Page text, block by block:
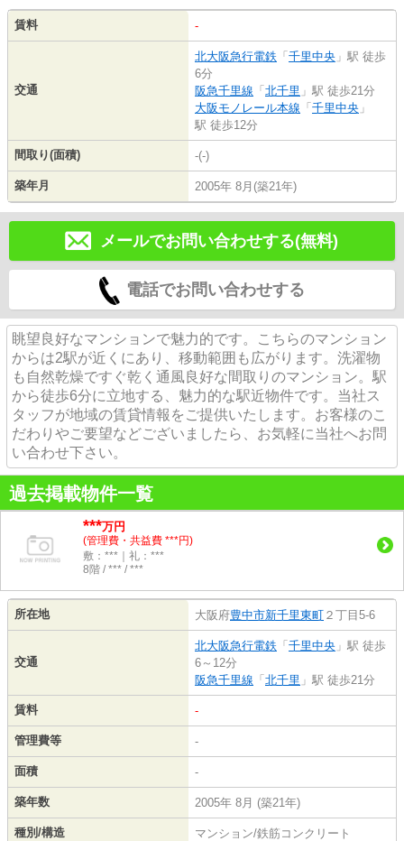
賃料 -
交通
北大阪急行電鉄 「 千里中央 」駅 徒歩
6分
阪急千里線 「 北千里 」駅 徒歩21分
大阪モノレール本線 「 千里中央 」
駅 徒歩12分
間取り(面積) -(-)
築年月 2005年 8月(築21年)
メールでお問い合わせする(無料)
電話でお問い合わせする
眺望良好なマンションで魅力的です。こちらのマンション
からは2駅が近くにあり、移動範囲も広がります。洗濯物
も自然乾燥ですぐ乾く通風良好な間取りのマンション。駅
から徒歩6分に立地する、魅力的な駅近物件です。当社ス
タッフが地域の賃貸情報をご提供いたします。お客様のこ
だわりやご要望などございましたら、お気軽に当社へお問
い合わせ下さい。
過去掲載物件一覧
***万円
(管理費・共益費 ***円)
敷：***｜礼：***
8階 / *** / ***
所在地 大阪府豊中市新千里東町 ２丁目5-6
交通
北大阪急行電鉄 「 千里中央 」駅 徒歩
6～12分
阪急千里線 「 北千里 」駅 徒歩21分
賃料 -
管理費等 -
面積 -
築年数 2005年 8月 (築21年)
種別/構造 マンション/鉄筋コンクリート